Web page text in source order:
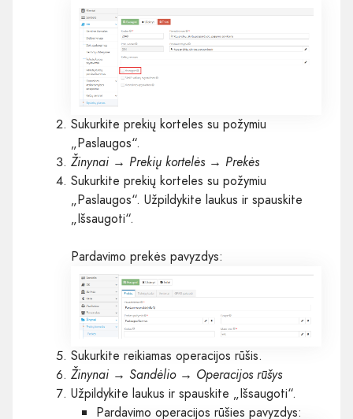
Sukurkite prekių korteles su požymiu
„Paslaugos“.
Žinynai → Prekių kortelės → Prekės
Sukurkite prekių korteles su požymiu
„Paslaugos“. Užpildykite laukus ir spauskite
„Išsaugoti“.
Pardavimo prekės pavyzdys:
Sukurkite reikiamas operacijos rūšis.
Žinynai → Sandėlio → Operacijos rūšys
Užpildykite laukus ir spauskite „Išsaugoti“.
Pardavimo operacijos rūšies pavyzdys: